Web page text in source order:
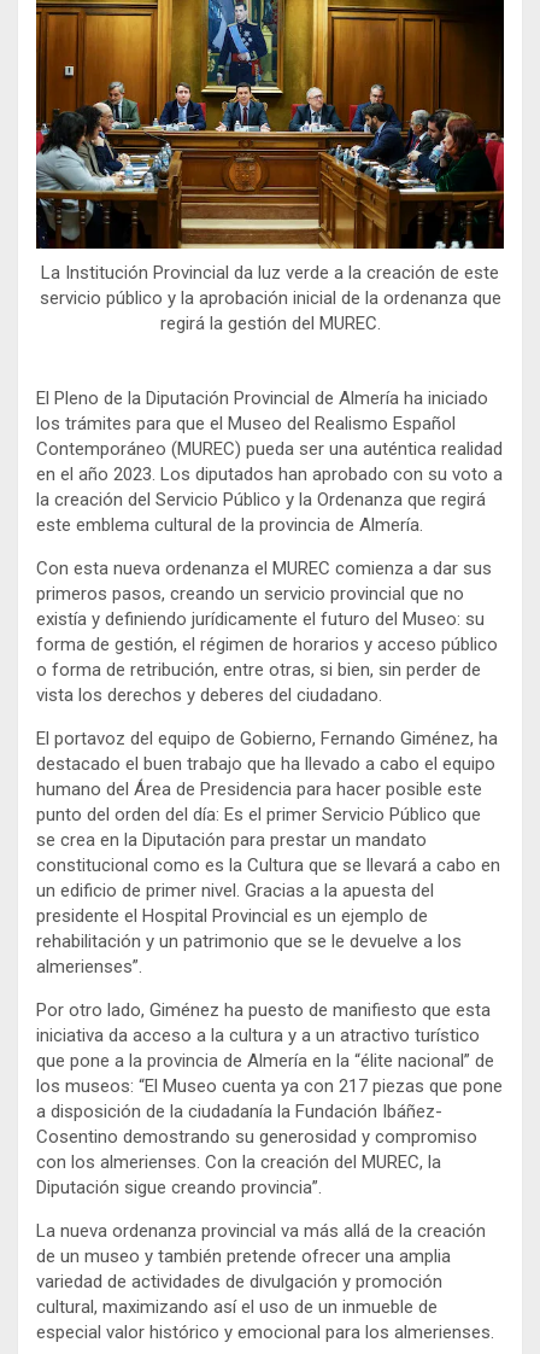
La Institución Provincial da luz verde a la creación de este
servicio público y la aprobación inicial de la ordenanza que
regirá la gestión del MUREC.
El Pleno de la Diputación Provincial de Almería ha iniciado
los trámites para que el Museo del Realismo Español
Contemporáneo (MUREC) pueda ser una auténtica realidad
en el año 2023. Los diputados han aprobado con su voto a
la creación del Servicio Público y la Ordenanza que regirá
este emblema cultural de la provincia de Almería.
Con esta nueva ordenanza el MUREC comienza a dar sus
primeros pasos, creando un servicio provincial que no
existía y definiendo jurídicamente el futuro del Museo: su
forma de gestión, el régimen de horarios y acceso público
o forma de retribución, entre otras, si bien, sin perder de
vista los derechos y deberes del ciudadano.
El portavoz del equipo de Gobierno, Fernando Giménez, ha
destacado el buen trabajo que ha llevado a cabo el equipo
humano del Área de Presidencia para hacer posible este
punto del orden del día: Es el primer Servicio Público que
se crea en la Diputación para prestar un mandato
constitucional como es la Cultura que se llevará a cabo en
un edificio de primer nivel. Gracias a la apuesta del
presidente el Hospital Provincial es un ejemplo de
rehabilitación y un patrimonio que se le devuelve a los
almerienses”.
Por otro lado, Giménez ha puesto de manifiesto que esta
iniciativa da acceso a la cultura y a un atractivo turístico
que pone a la provincia de Almería en la “élite nacional” de
los museos: “El Museo cuenta ya con 217 piezas que pone
a disposición de la ciudadanía la Fundación Ibáñez-
Cosentino demostrando su generosidad y compromiso
con los almerienses. Con la creación del MUREC, la
Diputación sigue creando provincia”.
La nueva ordenanza provincial va más allá de la creación
de un museo y también pretende ofrecer una amplia
variedad de actividades de divulgación y promoción
cultural, maximizando así el uso de un inmueble de
especial valor histórico y emocional para los almerienses.